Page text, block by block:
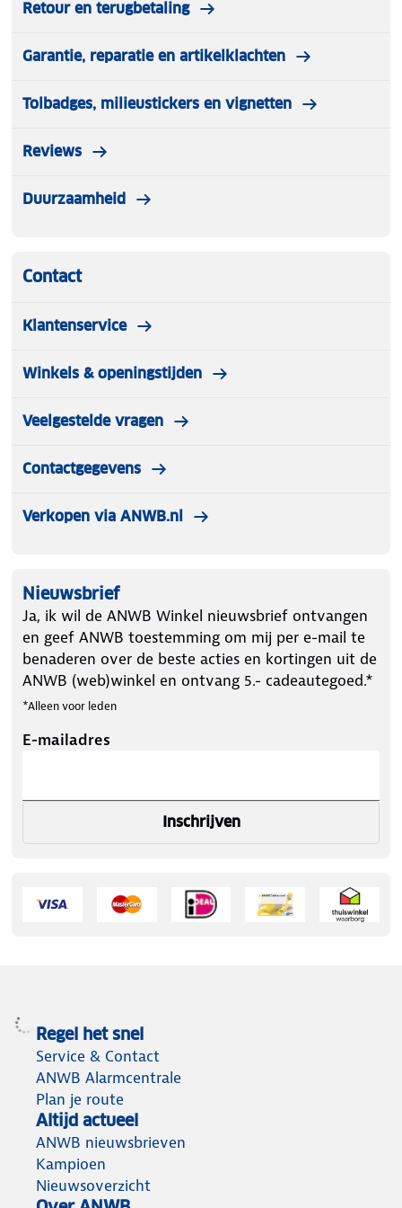
Maat L: 59–62 cm
Verkrijgbaar in verschillende kleuren
Retour en terugbetaling
Garantie, reparatie en artikelklachten
Tolbadges, milieustickers en vignetten
Reviews
Duurzaamheid
Contact
Klantenservice
Winkels & openingstijden
Veelgestelde vragen
Contactgegevens
Verkopen via ANWB.nl
Nieuwsbrief
Ja, ik wil de ANWB Winkel nieuwsbrief ontvangen
en geef ANWB toestemming om mij per e-mail te
benaderen over de beste acties en kortingen uit de
ANWB (web)winkel en ontvang 5.- cadeautegoed.*
*Alleen voor leden
E-mailadres
Inschrijven
Regel het snel
Service & Contact
ANWB Alarmcentrale
Plan je route
Altijd actueel
ANWB nieuwsbrieven
Kampioen
Nieuwsoverzicht